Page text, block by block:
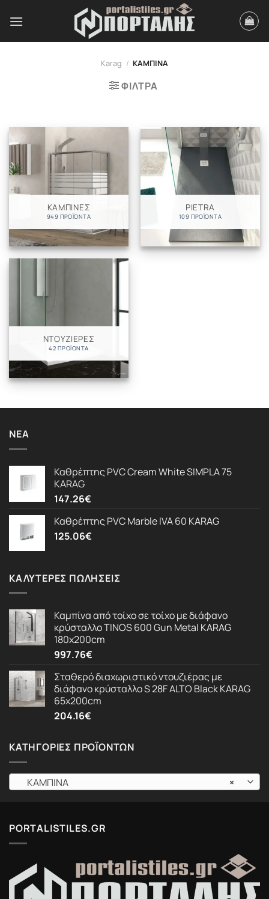
στο
Karag / ΚΑΜΠΙΝΑ
ΦΙΛΤΡΑ
ΚΑΜΠΙΝΕΣ
949 ΠΡΟΪΌΝΤΑ
PIETRA
109 ΠΡΟΪΌΝΤΑ
ΝΤΟΥΖΙΕΡΕΣ
42 ΠΡΟΪΌΝΤΑ
ΝΈΑ
Καθρέπτης PVC Cream White SIMPLA 75
KARAG
147.26€
Καθρέπτης PVC Marble IVA 60 KARAG
125.06€
ΚΑΛΎΤΕΡΕΣ ΠΩΛΉΣΕΙΣ
Καμπίνα από τοίχο σε τοίχο με διάφανο
κρύσταλλο TINOS 600 Gun Metal KARAG
180x200cm
997.76€
Σταθερό διαχωριστικό ντουζιέρας με
διάφανο κρύσταλλο S 28F ALTO Black KARAG
65x200cm
204.16€
ΚΑΤΗΓΟΡΊΕΣ ΠΡΟΪΌΝΤΩΝ
×
ΚΑΜΠΙΝΑ
PORTALISTILES.GR